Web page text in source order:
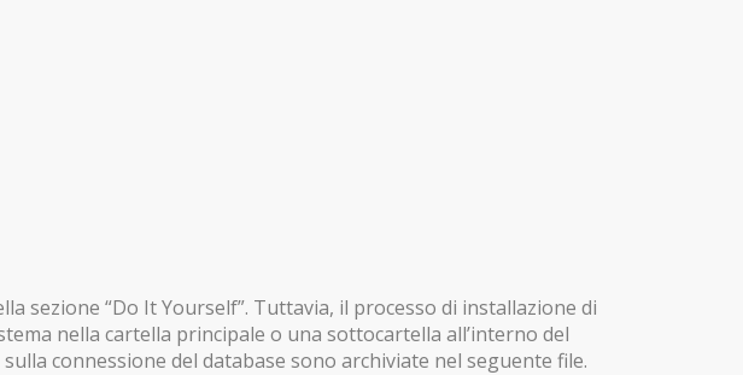
sezione “Do It Yourself”. Tuttavia, il processo di installazione di
nella cartella principale o una sottocartella all’interno del
connessione del database sono archiviate nel seguente file.